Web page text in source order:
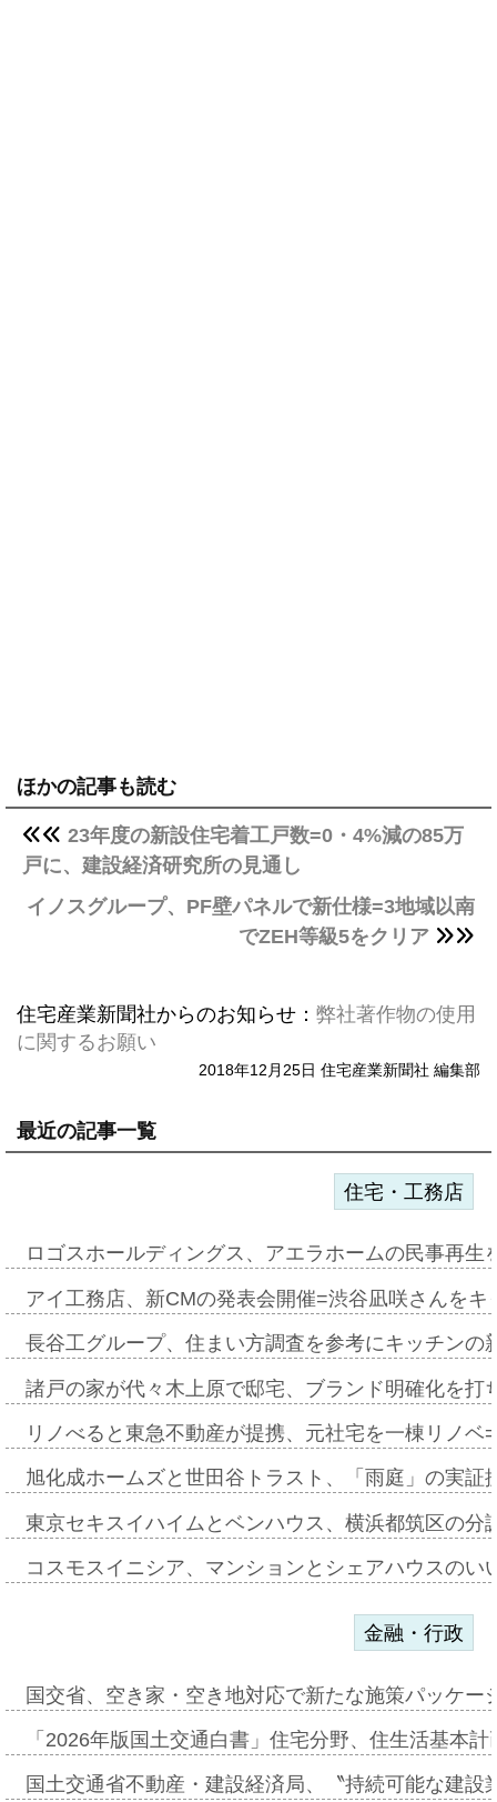
ほかの記事も読む
23年度の新設住宅着工戸数=0・4%減の85万
戸に、建設経済研究所の見通し
イノスグループ、PF壁パネルで新仕様=3地域以南
でZEH等級5をクリア
住宅産業新聞社からのお知らせ： 弊社著作物の使用
に関するお願い
2018年12月25日 住宅産業新聞社 編集部
最近の記事一覧
住宅・工務店
ロゴスホールディングス、アエラホームの民事再
アイ工務店、新CMの発表会開催=渋谷凪咲さんを
長谷工グループ、住まい方調査を参考にキッチン
諸戸の家が代々木上原で邸宅、ブランド明確化を
リノべると東急不動産が提携、元社宅を一棟リノ
旭化成ホームズと世田谷トラスト、「雨庭」の実
東京セキスイハイムとベンハウス、横浜都筑区の
コスモスイニシア、マンションとシェアハウスの
金融・行政
国交省、空き家・空き地対応で新たな施策パッケ
「2026年版国土交通白書」住宅分野、住生活基本
国土交通省不動産・建設経済局、〝持続可能な建